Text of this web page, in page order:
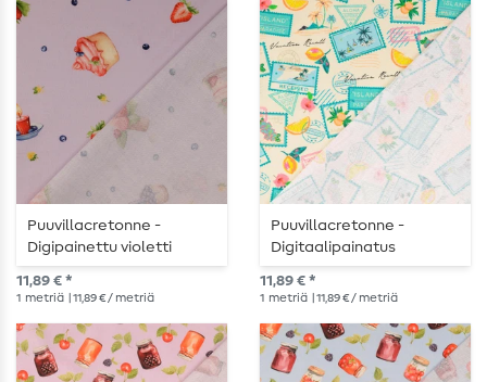
Puuvillacretonne -
Digipainettu violetti
muffinssit
11,89 € *
1 metriä | 11,89 € / metriä
Puuvillacretonne -
Digitaalipainatus
Postimerkit Loma Hiekka
11,89 € *
1 metriä | 11,89 € / metriä